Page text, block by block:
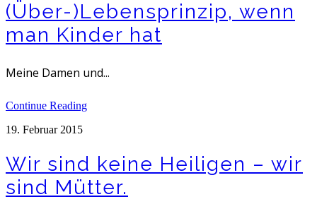
(Über-)Lebensprinzip, wenn
man Kinder hat
Meine Damen und...
Continue Reading
19. Februar 2015
Wir sind keine Heiligen – wir
sind Mütter.